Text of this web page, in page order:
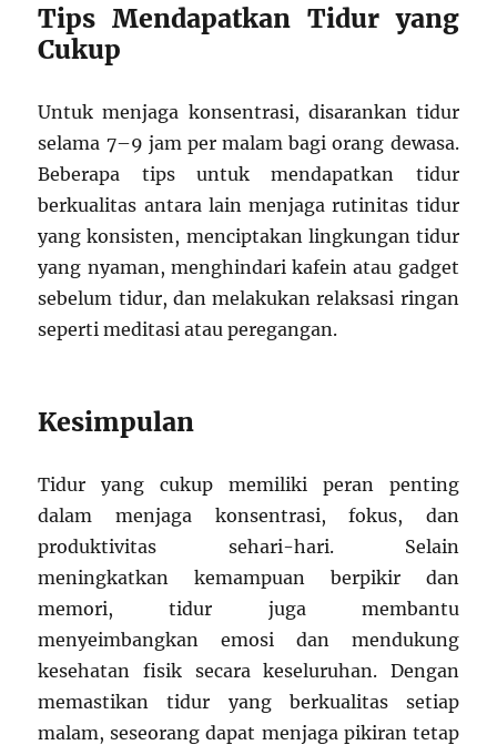
Tips Mendapatkan Tidur yang
Cukup
Untuk menjaga konsentrasi, disarankan tidur
selama 7–9 jam per malam bagi orang dewasa.
Beberapa tips untuk mendapatkan tidur
berkualitas antara lain menjaga rutinitas tidur
yang konsisten, menciptakan lingkungan tidur
yang nyaman, menghindari kafein atau gadget
sebelum tidur, dan melakukan relaksasi ringan
seperti meditasi atau peregangan.
Kesimpulan
Tidur yang cukup memiliki peran penting
dalam menjaga konsentrasi, fokus, dan
produktivitas sehari-hari. Selain
meningkatkan kemampuan berpikir dan
memori, tidur juga membantu
menyeimbangkan emosi dan mendukung
kesehatan fisik secara keseluruhan. Dengan
memastikan tidur yang berkualitas setiap
malam, seseorang dapat menjaga pikiran tetap